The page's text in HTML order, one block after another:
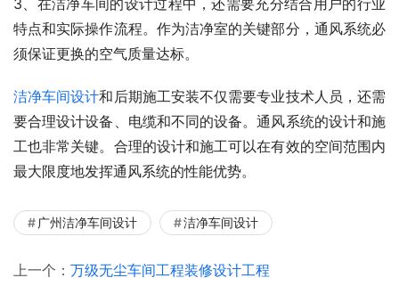
特点和实际操作流程。作为洁净室的关键部分，通风系统必
须保证更换的空气质量达标。
洁净车间设计和后期施工安装不仅需要专业技术人员，还需
要合理设计设备、电缆和不同的设备。通风系统的设计和施
工也非常关键。合理的设计和施工可以在有效的空间范围内
最大限度地发挥通风系统的性能优势。
广州洁净车间设计 洁净车间设计
上一个： 万级无尘车间工程装修设计工程